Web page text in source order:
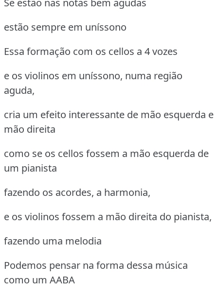
Se estão nas notas bem agudas
estão sempre em uníssono
Essa formação com os cellos a 4 vozes
e os violinos em uníssono, numa região
aguda,
cria um efeito interessante de mão esquerda e
mão direita
como se os cellos fossem a mão esquerda de
um pianista
fazendo os acordes, a harmonia,
e os violinos fossem a mão direita do pianista,
fazendo uma melodia
Podemos pensar na forma dessa música
como um AABA